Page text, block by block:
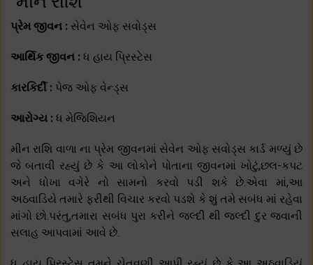
પ્રેમ જીવન : સેવેન ઓફ સવોડ્સ
આર્થિક જીવન : ધ હાય પ્રિસ્ટેસ
કારકિર્દી : પેજ ઓફ વેન્ડ્સ
આરોગ્ય : ધ મેજિશિયન
મીન રાશિ વાળા ના પ્રેમ જીવનમાં સેવેન ઓફ સવોડ્સ કાર્ડ મળ્યું છે
જે બતાવી રહ્યું છે કે આ લોકોને પોતાના જીવનમાં ખોટું,છલ-કપટ
અને ધોખા વગેરે નો સામનો કરવો પડી શકે છે.એવા માં,આ
અઠવાડિયે તમારે ફરીથી વિચાર કરવો પડશે કે શું તમે સબંધ માં રહેવા
માંગો છો.પરંતુ,તમારા સબંધ પુરા કરીને જલ્દી થી જલ્દી દુર જવાની
સલાહ આપવામાં આવે છે.